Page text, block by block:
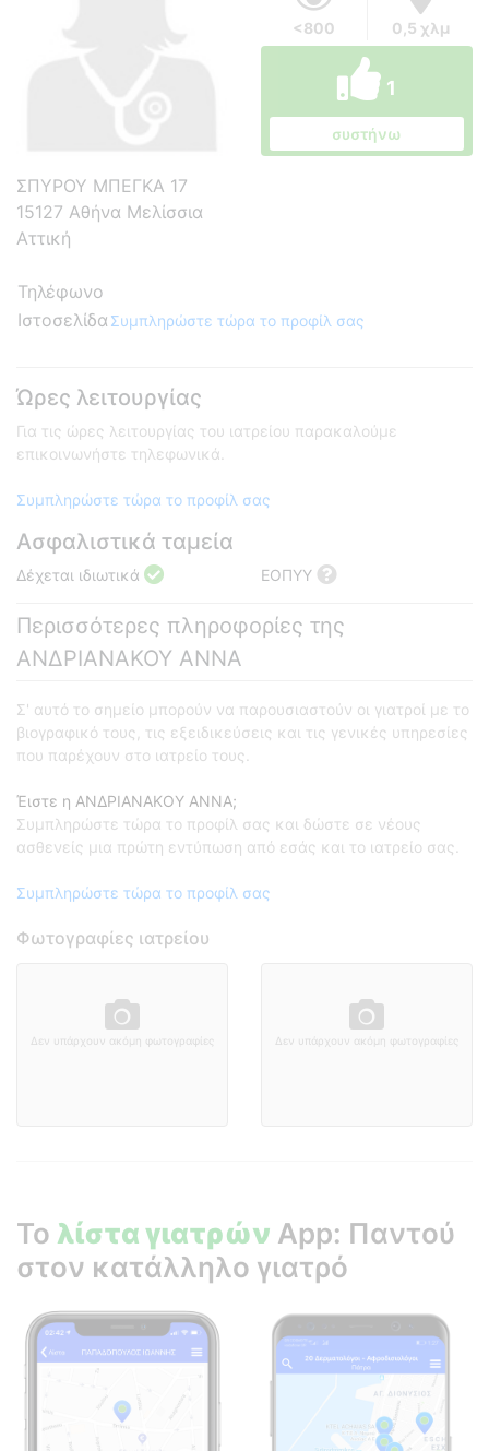
<800 0,5 χλμ
1
συστήνω
ΣΠΥΡΟΥ ΜΠΕΓΚΑ 17
15127 Αθήνα Μελίσσια
Αττική
Τηλέφωνο
Ιστοσελίδα Συμπληρώστε τώρα το προφίλ σας
Ώρες λειτουργίας
Για τις ώρες λειτουργίας του ιατρείου παρακαλούμε
επικοινωνήστε τηλεφωνικά.
Συμπληρώστε τώρα το προφίλ σας
Ασφαλιστικά ταμεία
Δέχεται ιδιωτικά ΕΟΠΥΥ
Περισσότερες πληροφορίες της
ΑΝΔΡΙΑΝΑΚΟΥ ΑΝΝΑ
Σ' αυτό το σημείο μπορούν να παρουσιαστούν οι γιατροί με το
βιογραφικό τους, τις εξειδικεύσεις και τις γενικές υπηρεσίες
που παρέχουν στο ιατρείο τους.
Έιστε η ΑΝΔΡΙΑΝΑΚΟΥ ΑΝΝΑ;
Συμπληρώστε τώρα το προφίλ σας και δώστε σε νέους
ασθενείς μια πρώτη εντύπωση από εσάς και το ιατρείο σας.
Συμπληρώστε τώρα το προφίλ σας
Φωτογραφίες ιατρείου
Δεν υπάρχουν ακόμη φωτογραφίες Δεν υπάρχουν ακόμη φωτογραφίες
Το λίστα γιατρών App: Παντού
στον κατάλληλο γιατρό